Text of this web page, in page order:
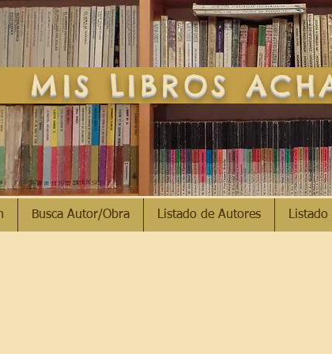
MIS LIBROS
Busca Autor/Obra Listado de Autores Listado